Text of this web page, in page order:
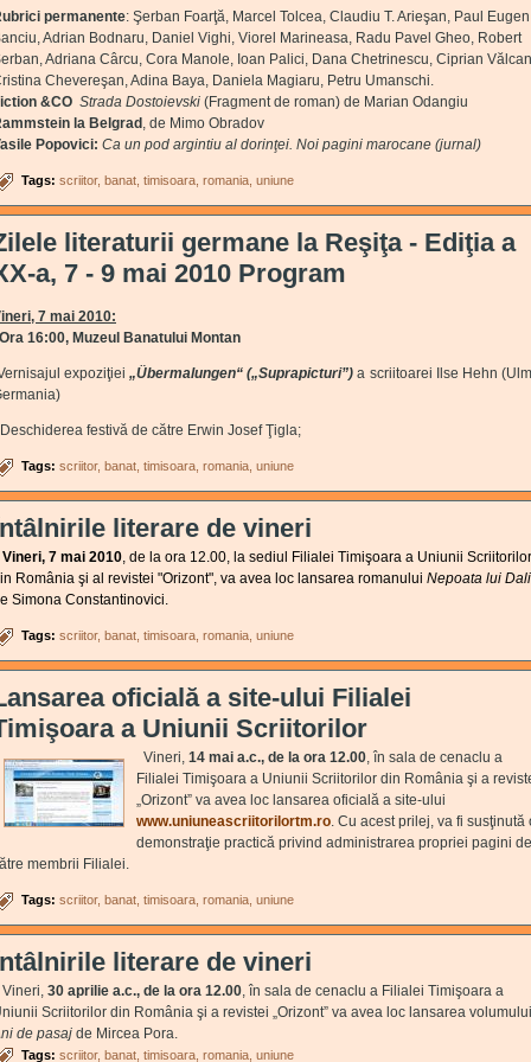
permanente: Şerban Foarţă, Marcel Tolcea, Claudiu T. Arieşan, Paul Eugen
Adrian Bodnaru, Daniel Vighi, Viorel Marineasa, Radu Pavel Gheo, Robert
Adriana Cârcu, Cora Manole, Ioan Palici, Dana Chetrinescu, Ciprian
Chevereşan, Adina Baya, Daniela Magiaru, Petru Umanschi.
&CO Strada Dostoievski (Fragment de roman) de Marian Odangiu
la Belgrad , de Mimo Obradov
Popovici: Ca un pod argintiu al dorinţei. Noi pagini marocane (jurnal)
Tags: scriitor banat timisoara romania uniune
literaturii germane la Reşiţa - Ediţia a
a, 7 - 9 mai 2010 Program
, 7 mai 2010:
Ora 16:00, Muzeul Banatului Montan
expoziţiei„Übermalungen“ („Suprapicturi”) a scriitoarei Ilse Hehn
festivă de către Erwin Josef Ţigla;
Tags: scriitor banat timisoara romania uniune
literare de vineri
Vineri, 7 mai 2010, de la ora 12.00, la sediul Filialei Timişoara a Uniunii Scriitorilor
România şi al revistei "Orizont", va avea loc lansarea romanului Nepoata lui Dali
Simona Constantinovici.
Tags: scriitor banat timisoara romania uniune
oficială a site-ului Filialei
a Uniunii Scriitorilor
Vineri, 14 mai a.c., de la ora 12.00, în sala de cenaclu a
Filialei Timişoara a Uniunii Scriitorilor din România şi a
„Orizont” va avea loc lansarea oficială a site-ului
www.uniuneascriitorilortm.ro. Cu acest prilej, va fi susţinută
demonstraţie practică privind administrarea propriei pagini de
membrii Filialei.
Tags: scriitor banat timisoara romania uniune
literare de vineri
Vineri, 30 aprilie a.c., de la ora 12.00, în sala de cenaclu a Filialei Timişoara a
Scriitorilor din România şi a revistei „Orizont” va avea loc lansarea volumului
de pasaj de Mircea Pora.
Tags: scriitor banat timisoara romania uniune